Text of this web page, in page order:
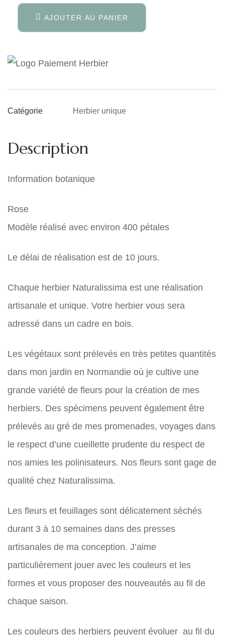
AJOUTER AU PANIER
Catégorie Herbier unique
Description
Information botanique
Rose
Modèle réalisé avec environ 400 pétales
Le délai de réalisation est de 10 jours.
Chaque herbier Naturalissima est une réalisation
artisanale et unique. Votre herbier vous sera
adressé dans un cadre en bois.
Les végétaux sont prélevés en très petites quantités
dans mon jardin en Normandie où je cultive une
grande variété de fleurs pour la création de mes
herbiers. Des spécimens peuvent également être
prélevés au gré de mes promenades, voyages dans
le respect d’une cueillette prudente du respect de
nos amies les polinisateurs. Nos fleurs sont gage de
qualité chez Naturalissima.
Les fleurs et feuillages sont délicatement séchés
durant 3 à 10 semaines dans des presses
artisanales de ma conception. J’aime
particulièrement jouer avec les couleurs et les
formes et vous proposer des nouveautés au fil de
chaque saison.
Les couleurs des herbiers peuvent évoluer au fil du